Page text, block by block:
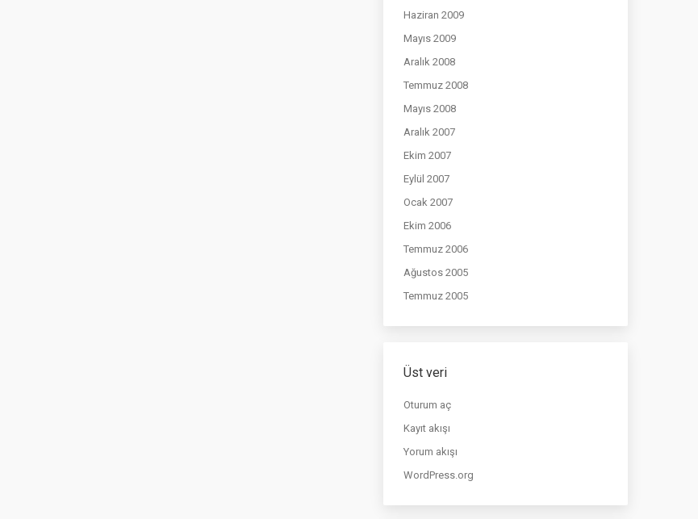
Haziran 2009
Mayıs 2009
Aralık 2008
Temmuz 2008
Mayıs 2008
Aralık 2007
Ekim 2007
Eylül 2007
Ocak 2007
Ekim 2006
Temmuz 2006
Ağustos 2005
Temmuz 2005
Üst veri
Oturum aç
Kayıt akışı
Yorum akışı
WordPress.org